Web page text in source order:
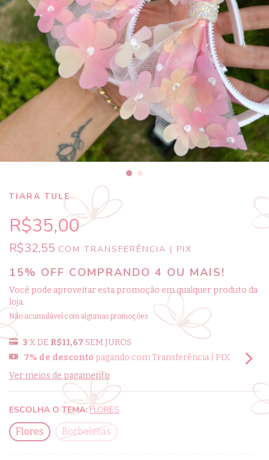
TIARA TULE
R$35,00
R$32,55 COM TRANSFERÊNCIA | PIX
15% OFF COMPRANDO 4 OU MAIS!
Você pode aproveitar esta promoção em qualquer produto da
loja.
Não acumulável com algumas promoções
3 X DE R$11,67 SEM JUROS
7% de desconto pagando com Transferência | PIX
Ver meios de pagamento
ESCOLHA O TEMA: FLORES
Flores
Borboletas